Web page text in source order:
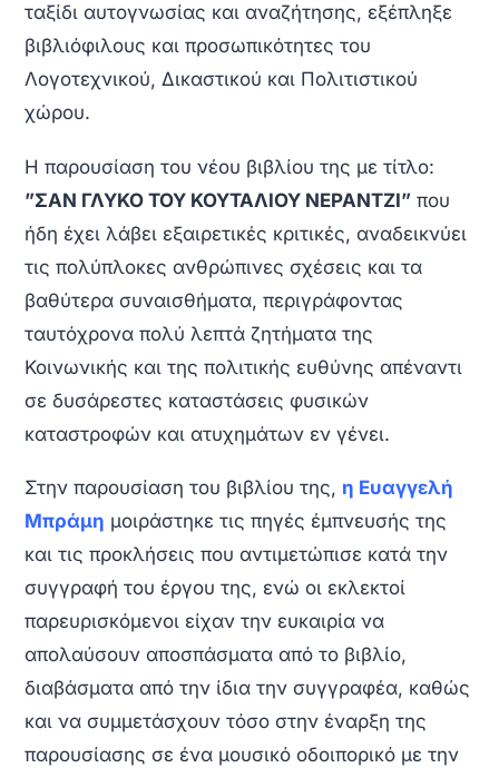
ταξίδι αυτογνωσίας και αναζήτησης, εξέπληξε
βιβλιόφιλους και προσωπικότητες του
Λογοτεχνικού, Δικαστικού και Πολιτιστικού
χώρου.
Η παρουσίαση του νέου βιβλίου της με τίτλο:
”ΣΑΝ ΓΛΥΚΟ ΤΟΥ ΚΟΥΤΑΛΙΟΥ ΝΕΡΑΝΤΖΙ” που
ήδη έχει λάβει εξαιρετικές κριτικές, αναδεικνύει
τις πολύπλοκες ανθρώπινες σχέσεις και τα
βαθύτερα συναισθήματα, περιγράφοντας
ταυτόχρονα πολύ λεπτά ζητήματα της
Κοινωνικής και της πολιτικής ευθύνης απέναντι
σε δυσάρεστες καταστάσεις φυσικών
καταστροφών και ατυχημάτων εν γένει.
Στην παρουσίαση του βιβλίου της, η Ευαγγελή
Μπράμη μοιράστηκε τις πηγές έμπνευσής της
και τις προκλήσεις που αντιμετώπισε κατά την
συγγραφή του έργου της, ενώ οι εκλεκτοί
παρευρισκόμενοι είχαν την ευκαιρία να
απολαύσουν αποσπάσματα από το βιβλίο,
διαβάσματα από την ίδια την συγγραφέα, καθώς
και να συμμετάσχουν τόσο στην έναρξη της
παρουσίασης σε ένα μουσικό οδοιπορικό με την